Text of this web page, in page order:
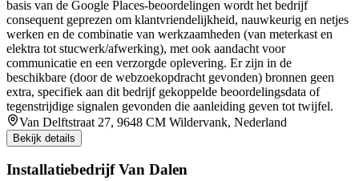
basis van de Google Places-beoordelingen wordt het bedrijf
consequent geprezen om klantvriendelijkheid, nauwkeurig en netjes
werken en de combinatie van werkzaamheden (van meterkast en
elektra tot stucwerk/afwerking), met ook aandacht voor
communicatie en een verzorgde oplevering. Er zijn in de
beschikbare (door de webzoekopdracht gevonden) bronnen geen
extra, specifiek aan dit bedrijf gekoppelde beoordelingsdata of
tegenstrijdige signalen gevonden die aanleiding geven tot twijfel.
Van Delftstraat 27, 9648 CM Wildervank, Nederland
Bekijk details
Installatiebedrijf Van Dalen